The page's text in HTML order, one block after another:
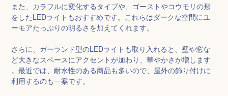
また、カラフルに変化するタイプや、ゴーストやコウモリの形
をしたLEDライトもおすすめです。これらはダークな空間にユ
ーモアたっぷりの明るさを加えてくれます。
さらに、ガーランド型のLEDライトも取り入れると、壁や窓な
ど大きなスペースにアクセントが加わり、華やかさが増します
。最近では、耐水性のある商品も多いので、屋外の飾り付けに
利用するのも一案です。